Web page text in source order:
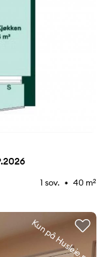
1 sov. ⚉ 40 m2
Kun på Husleie.no